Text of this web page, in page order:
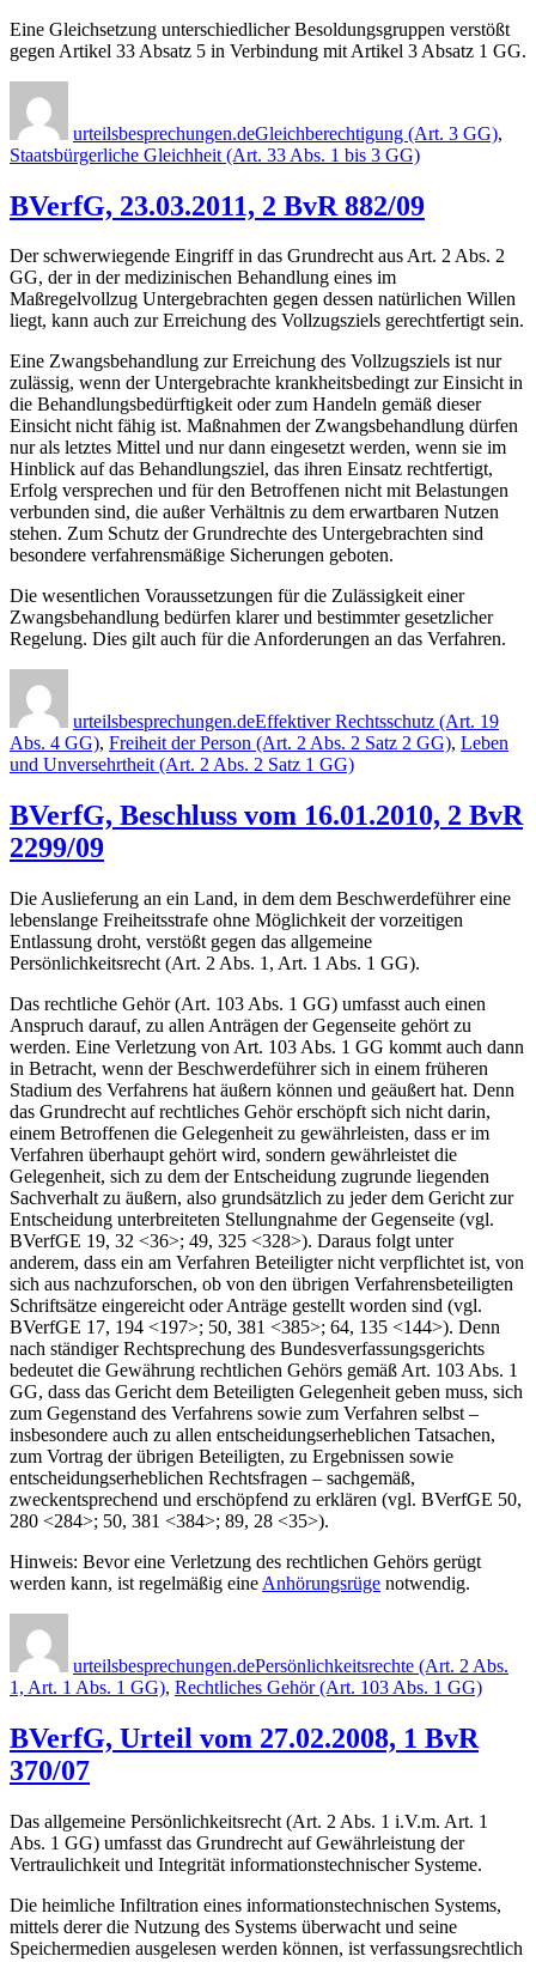
Eine Gleichsetzung unterschiedlicher Besoldungsgruppen verstößt
gegen Artikel 33 Absatz 5 in Verbindung mit Artikel 3 Absatz 1 GG.
urteilsbesprechungen.deGleichberechtigung (Art. 3 GG),
Staatsbürgerliche Gleichheit (Art. 33 Abs. 1 bis 3 GG)
BVerfG, 23.03.2011, 2 BvR 882/09
Der schwerwiegende Eingriff in das Grundrecht aus Art. 2 Abs. 2
GG, der in der medizinischen Behandlung eines im
Maßregelvollzug Untergebrachten gegen dessen natürlichen Willen
liegt, kann auch zur Erreichung des Vollzugsziels gerechtfertigt sein.
Eine Zwangsbehandlung zur Erreichung des Vollzugsziels ist nur
zulässig, wenn der Untergebrachte krankheitsbedingt zur Einsicht in
die Behandlungsbedürftigkeit oder zum Handeln gemäß dieser
Einsicht nicht fähig ist. Maßnahmen der Zwangsbehandlung dürfen
nur als letztes Mittel und nur dann eingesetzt werden, wenn sie im
Hinblick auf das Behandlungsziel, das ihren Einsatz rechtfertigt,
Erfolg versprechen und für den Betroffenen nicht mit Belastungen
verbunden sind, die außer Verhältnis zu dem erwartbaren Nutzen
stehen. Zum Schutz der Grundrechte des Untergebrachten sind
besondere verfahrensmäßige Sicherungen geboten.
Die wesentlichen Voraussetzungen für die Zulässigkeit einer
Zwangsbehandlung bedürfen klarer und bestimmter gesetzlicher
Regelung. Dies gilt auch für die Anforderungen an das Verfahren.
urteilsbesprechungen.deEffektiver Rechtsschutz (Art. 19
Abs. 4 GG), Freiheit der Person (Art. 2 Abs. 2 Satz 2 GG), Leben
und Unversehrtheit (Art. 2 Abs. 2 Satz 1 GG)
BVerfG, Beschluss vom 16.01.2010, 2 BvR
2299/09
Die Auslieferung an ein Land, in dem dem Beschwerdeführer eine
lebenslange Freiheitsstrafe ohne Möglichkeit der vorzeitigen
Entlassung droht, verstößt gegen das allgemeine
Persönlichkeitsrecht (Art. 2 Abs. 1, Art. 1 Abs. 1 GG).
Das rechtliche Gehör (Art. 103 Abs. 1 GG) umfasst auch einen
Anspruch darauf, zu allen Anträgen der Gegenseite gehört zu
werden. Eine Verletzung von Art. 103 Abs. 1 GG kommt auch dann
in Betracht, wenn der Beschwerdeführer sich in einem früheren
Stadium des Verfahrens hat äußern können und geäußert hat. Denn
das Grundrecht auf rechtliches Gehör erschöpft sich nicht darin,
einem Betroffenen die Gelegenheit zu gewährleisten, dass er im
Verfahren überhaupt gehört wird, sondern gewährleistet die
Gelegenheit, sich zu dem der Entscheidung zugrunde liegenden
Sachverhalt zu äußern, also grundsätzlich zu jeder dem Gericht zur
Entscheidung unterbreiteten Stellungnahme der Gegenseite (vgl.
BVerfGE 19, 32 <36>; 49, 325 <328>). Daraus folgt unter
anderem, dass ein am Verfahren Beteiligter nicht verpflichtet ist, von
sich aus nachzuforschen, ob von den übrigen Verfahrensbeteiligten
Schriftsätze eingereicht oder Anträge gestellt worden sind (vgl.
BVerfGE 17, 194 <197>; 50, 381 <385>; 64, 135 <144>). Denn
nach ständiger Rechtsprechung des Bundesverfassungsgerichts
bedeutet die Gewährung rechtlichen Gehörs gemäß Art. 103 Abs. 1
GG, dass das Gericht dem Beteiligten Gelegenheit geben muss, sich
zum Gegenstand des Verfahrens sowie zum Verfahren selbst –
insbesondere auch zu allen entscheidungserheblichen Tatsachen,
zum Vortrag der übrigen Beteiligten, zu Ergebnissen sowie
entscheidungserheblichen Rechtsfragen – sachgemäß,
zweckentsprechend und erschöpfend zu erklären (vgl. BVerfGE 50,
280 <284>; 50, 381 <384>; 89, 28 <35>).
Hinweis: Bevor eine Verletzung des rechtlichen Gehörs gerügt
werden kann, ist regelmäßig eine Anhörungsrüge notwendig.
urteilsbesprechungen.dePersönlichkeitsrechte (Art. 2 Abs.
1, Art. 1 Abs. 1 GG), Rechtliches Gehör (Art. 103 Abs. 1 GG)
BVerfG, Urteil vom 27.02.2008, 1 BvR
370/07
Das allgemeine Persönlichkeitsrecht (Art. 2 Abs. 1 i.V.m. Art. 1
Abs. 1 GG) umfasst das Grundrecht auf Gewährleistung der
Vertraulichkeit und Integrität informationstechnischer Systeme.
Die heimliche Infiltration eines informationstechnischen Systems,
mittels derer die Nutzung des Systems überwacht und seine
Speichermedien ausgelesen werden können, ist verfassungsrechtlich